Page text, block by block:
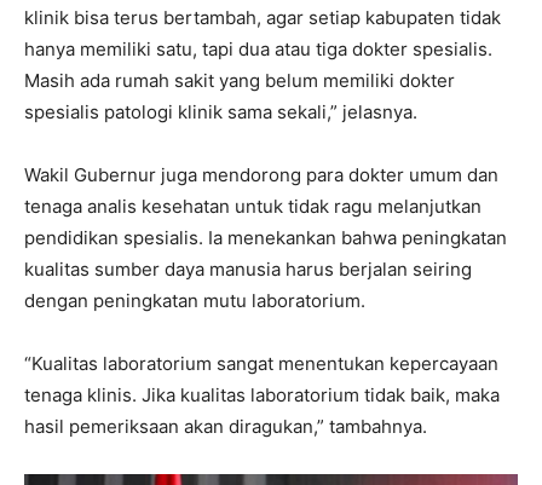
klinik bisa terus bertambah, agar setiap kabupaten tidak
hanya memiliki satu, tapi dua atau tiga dokter spesialis.
Masih ada rumah sakit yang belum memiliki dokter
spesialis patologi klinik sama sekali,” jelasnya.
Wakil Gubernur juga mendorong para dokter umum dan
tenaga analis kesehatan untuk tidak ragu melanjutkan
pendidikan spesialis. Ia menekankan bahwa peningkatan
kualitas sumber daya manusia harus berjalan seiring
dengan peningkatan mutu laboratorium.
“Kualitas laboratorium sangat menentukan kepercayaan
tenaga klinis. Jika kualitas laboratorium tidak baik, maka
hasil pemeriksaan akan diragukan,” tambahnya.